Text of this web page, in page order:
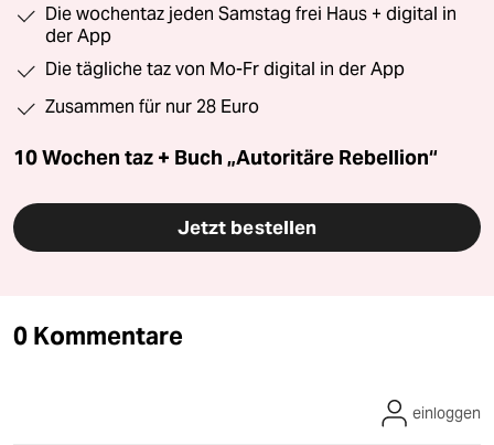
Die wochentaz jeden Samstag frei Haus + digital in
der App
Die tägliche taz von Mo-Fr digital in der App
Zusammen für nur 28 Euro
10 Wochen taz + Buch „Autoritäre Rebellion“
Jetzt bestellen
0 Kommentare
einloggen